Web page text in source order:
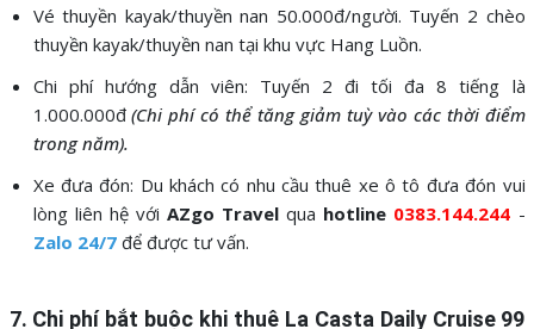
Vé thuyền kayak/thuyền nan 50.000đ/người. Tuyến 2 chèo
thuyền kayak/thuyền nan tại khu vực Hang Luồn.
Chi phí hướng dẫn viên: Tuyến 2 đi tối đa 8 tiếng là
1.000.000đ(Chi phí có thể tăng giảm tuỳ vào các thời điểm
trong năm).
Xe đưa đón: Du khách có nhu cầu thuê xe ô tô đưa đón vui
lòng liên hệ với AZgo Travel qua hotline 0383.144.244 -
Zalo 24/7để được tư vấn.
7. Chi phí bắt buộc khi thuê La Casta Daily Cruise 99